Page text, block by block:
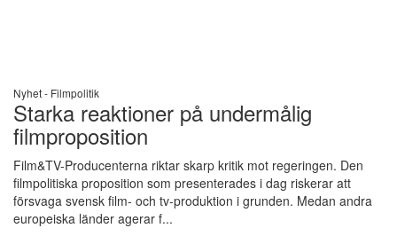
Nyhet - Filmpolitik
Starka reaktioner på undermålig
filmproposition
Film&TV-Producenterna riktar skarp kritik mot regeringen. Den
filmpolitiska proposition som presenterades i dag riskerar att
försvaga svensk film- och tv-produktion i grunden. Medan andra
europeiska länder agerar f...